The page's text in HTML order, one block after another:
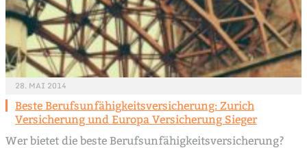
28. MAI 2014
Beste Berufsunfähigkeitsversicherung: Zurich
Versicherung und Europa Versicherung Sieger
Wer bietet die beste Berufsunfähigkeitsversicherung?